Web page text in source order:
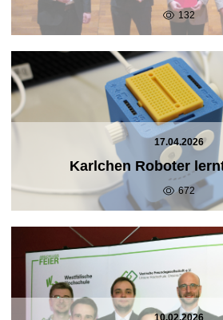
132
17.04.2026
Karlchen Roboter
672
10.02.2026